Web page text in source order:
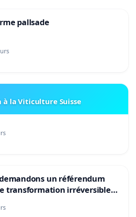
pallsade
à la Viticulture Suisse
un référendum
transformation irréversible